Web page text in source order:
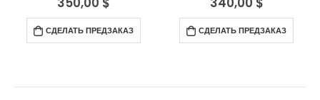
СДЕЛАТЬ ПРЕДЗАКАЗ СДЕЛАТЬ ПРЕДЗАКАЗ